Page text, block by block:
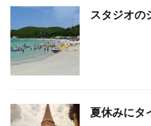
スタジオの
夏休みにタ